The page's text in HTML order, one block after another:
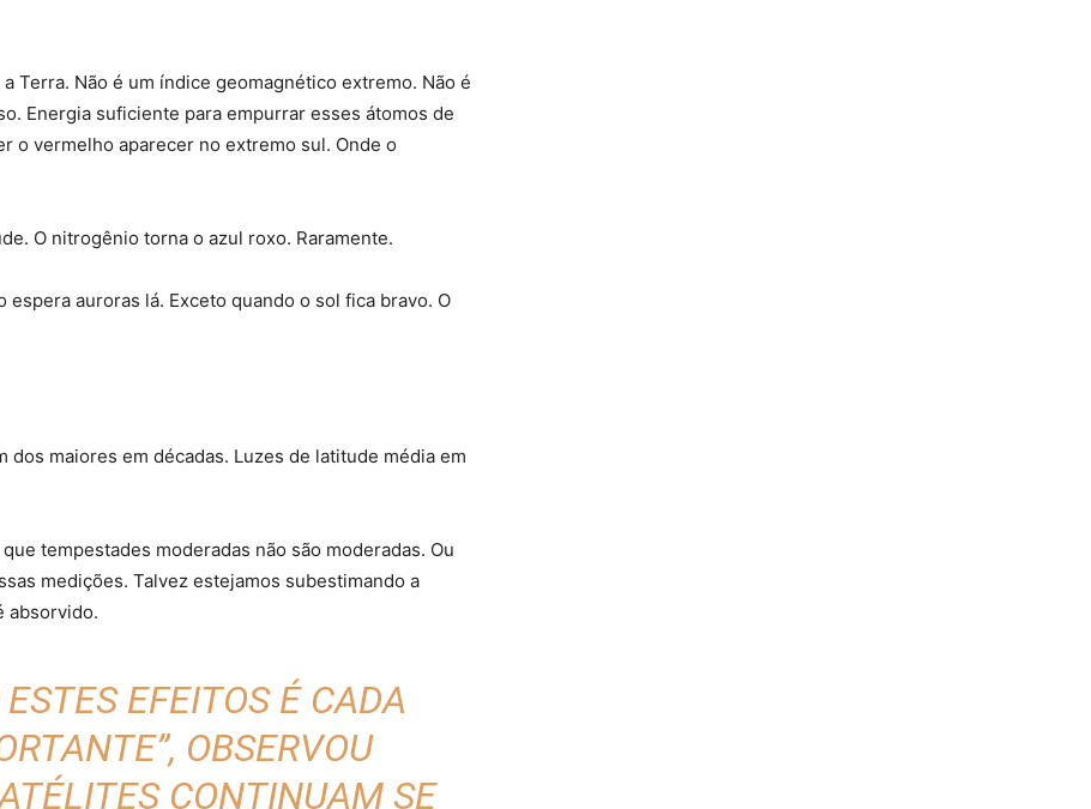
Terra. Não é um índice geomagnético extremo. Não é
Energia suficiente para empurrar esses átomos de
o vermelho aparecer no extremo sul. Onde o
O nitrogênio torna o azul roxo. Raramente.
espera auroras lá. Exceto quando o sol fica bravo. O
dos maiores em décadas. Luzes de latitude média em
tempestades moderadas não são moderadas. Ou
medições. Talvez estejamos subestimando a
absorvido.
EFEITOS É CADA
OBSERVOU
CONTINUAM SE